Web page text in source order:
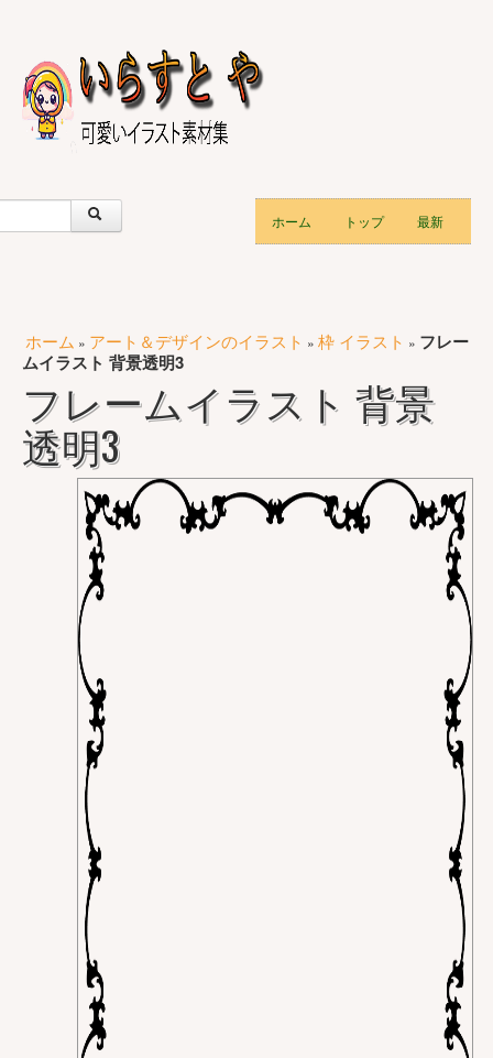
ホーム トップ 最新
ホーム » アート＆デザインのイラスト » 枠 イラスト » フレー
ムイラスト 背景透明3
フレームイラスト 背景
透明3